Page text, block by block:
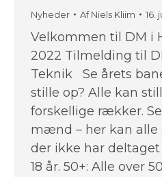
Nyheder AfNiels Kliim 16.
Velkommen til DM i
2022 Tilmelding til
Teknik Se årets
stille op? Alle kan
forskellige rækker.
mænd – her kan alle
der ikke har deltaget
18 år. 50+: Alle over